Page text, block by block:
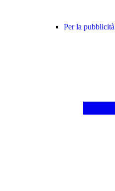
Per la pubblicità